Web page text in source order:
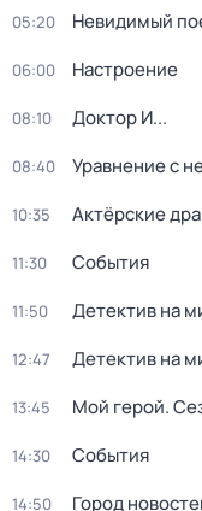
05:20 Невидимый
06:00 Настроение
08:10 Доктор И...
08:40 Уравнение с
10:35 Актёрские
11:30 События
11:50 Детектив на
12:47 Детектив на
13:45 Мой герой.
14:30 События
14:50 Город